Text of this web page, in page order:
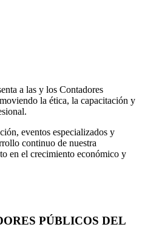
a las y los Contadores
la ética, la capacitación y
eventos especializados y
continuo de nuestra
en el crecimiento económico y
PÚBLICOS DEL